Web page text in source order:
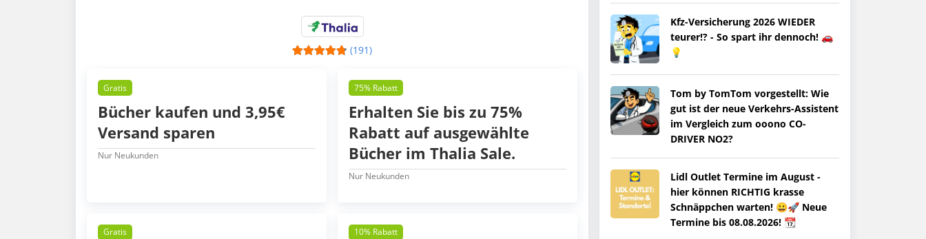
(191)
Gratis
Bücher kaufen und 3,95€
Versand sparen
Nur Neukunden
75% Rabatt
Erhalten Sie bis zu 75%
Rabatt auf ausgewählte
Bücher im Thalia Sale.
Nur Neukunden
Gratis 10% Rabatt
Kfz-Versicherung 2026 WIEDER
teurer!? - So spart ihr dennoch! 🚗
💡
Tom by TomTom vorgestellt: Wie
gut ist der neue Verkehrs-Assistent
im Vergleich zum ooono CO-
DRIVER NO2?
Lidl Outlet Termine im August -
hier können RICHTIG krasse
Schnäppchen warten! 😀🚀 Neue
Termine bis 08.08.2026! 📆